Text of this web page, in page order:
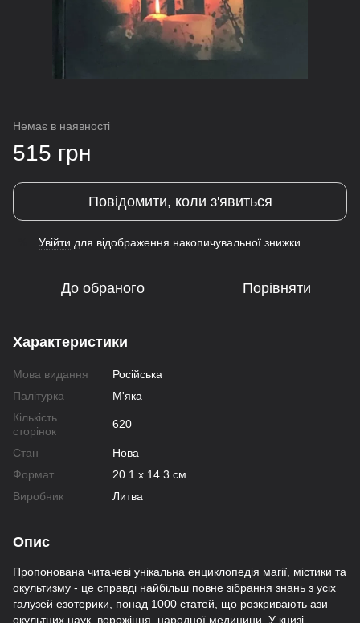
Немає в наявності
515 грн
Повідомити, коли з'явиться
Увійти для відображення накопичувальної знижки
До обраного Порівняти
Характеристики
Мова видання
Російська
Палітурка
М'яка
Кількість
сторінок
620
Стан
Нова
Формат
20.1 х 14.3 см.
Виробник
Литва
Опис
Пропонована читачеві унікальна енциклопедія магії, містики та
окультизму - це справді найбільш повне зібрання знань з усіх
галузей езотерики, понад 1000 статей, що розкривають ази
окультних наук, ворожіння, народної медицини. У книзі